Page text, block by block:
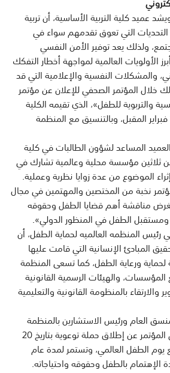
عميد كلية التربية الأساسية، أن تربية
التحديات التي تعوق تقدمهم سواء في
ولذلك يعد توفير الأمن النفسي
الأولويات العالمية لمواجهة أخطار التفكك
والمشكلات النفسية والإعلامية التي قد
خلال المؤتمر الصحفي للإعلان عن مؤتمر
والتربوية للطفل»، الذي تقيمه الكلية
خلال الفترة من 12 إلى 14 فبراير المقبل، وبالتنسيق مع المنظمة
المساعد لشؤون الطالبات في كلية
من ثلاثين مؤسسة محلية وعالمية تشارك في
الموضوع من عدة زوايا نظرية وعملية.
نخبة من المختصين والمهتمين في مجال
مناقشة أهم قضايا الطفل وحقوقه
الطفل في المنظور الدولي».
رئيس المنظمه العالميه لحماية الطفل، أن
المبادئ الإنسانية التي قامت عليها
لحماية ورعاية الطفل، كما تسعى المنظمة
والهيئات الرسمية القانونية
بالمنظومة القانونية والتعليمية
العام ورئيس الاستشارين بالمنظمة
العالمية لحماية الطفل في المؤتمر عن إطلاق حملة توعوية بتاريخ 20
يوم الطفل العالمي، وتستمر لمدة عام
الإهتمام بالطفل وحقوقه واحتياجاته.